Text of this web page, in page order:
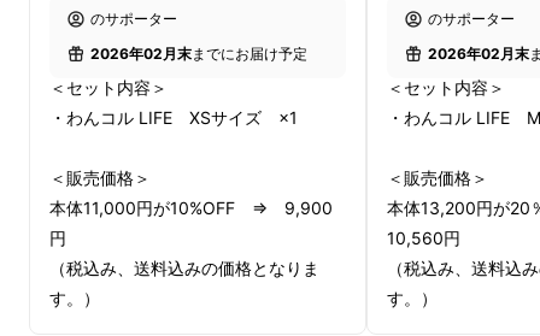
のサポーター
2026年02月末までにお届け予定
＜セット内容＞
・わんコル LIFE XSサイズ ×1
＜販売価格＞
本体11,000円が10%OFF ⇒ 9,900
円
（税込み、送料込みの価格となりま
す。）
のサポーター
2026年02月末
＜セット内容＞
・わんコル LIFE
＜販売価格＞
本体13,200円が
10,560円
（税込み、送料込
す。）